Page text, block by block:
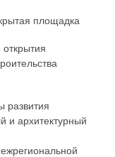
площадка
развития
и архитектурный